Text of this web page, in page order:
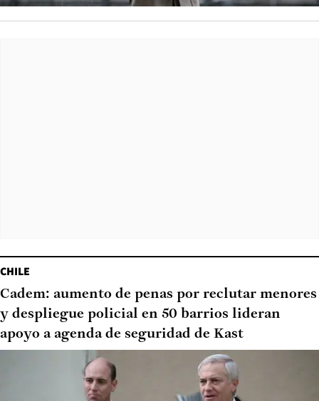
CHILE
Cadem: aumento de penas por reclutar menores
y despliegue policial en 50 barrios lideran
apoyo a agenda de seguridad de Kast